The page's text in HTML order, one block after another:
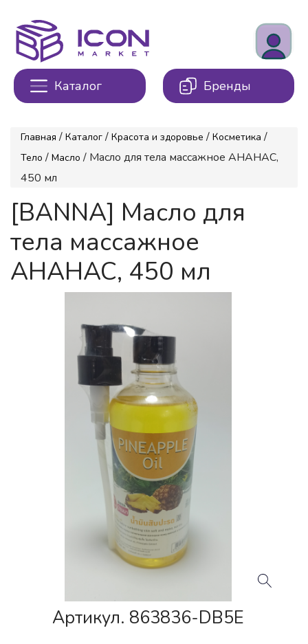
Каталог Бренды
Главная / Каталог / Красота и здоровье / Косметика /
Тело / Масло / Масло для тела массажное АНАНАС,
450 мл
[BANNA] Масло для
тела массажное
АНАНАС, 450 мл
Артикул. 863836-DB5E